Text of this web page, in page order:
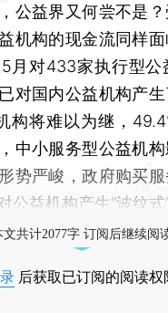
益界又何尝不是？
机构的现金流同样面
月对433家执行型公
对国内公益机构产生
构将难以为继，
中小服务型公益机
势严峻，政府购买
公益机构产生“波纹式
文共计2077字 订阅后继续阅
后获取已订阅的阅读权